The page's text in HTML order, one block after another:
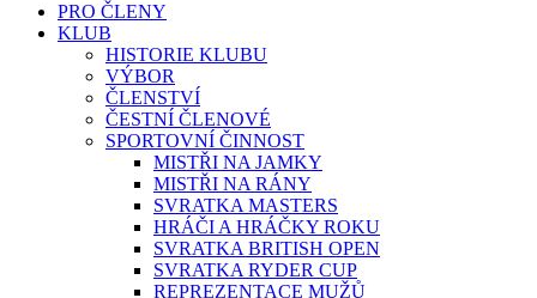
PRO ČLENY
KLUB
HISTORIE KLUBU
VÝBOR
ČLENSTVÍ
ČESTNÍ ČLENOVÉ
SPORTOVNÍ ČINNOST
MISTŘI NA JAMKY
MISTŘI NA RÁNY
SVRATKA MASTERS
HRÁČI A HRÁČKY ROKU
SVRATKA BRITISH OPEN
SVRATKA RYDER CUP
REPREZENTACE MUŽŮ